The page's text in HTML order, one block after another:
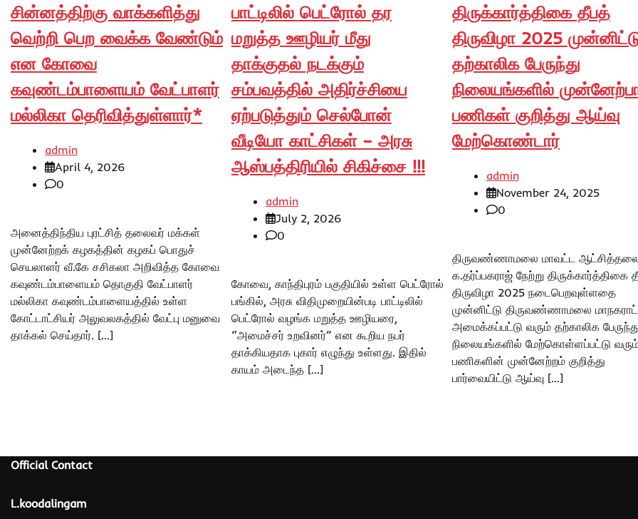
சின்னத்திற்கு வாக்களித்து
வெற்றி பெற வைக்க வேண்டும்
என கோவை
கவுண்டம்பாளையம் வேட்பாளர்
மல்லிகா தெரிவித்துள்ளார்*
admin
April 4, 2026
0
அனைத்திந்திய புரட்சித் தலைவர் மக்கள்
முன்னேற்றக் கழகத்தின் கழகப் பொதுச்
செயலாளர் வீ.கே சசிகலா அறிவித்த கோவை
கவுண்டம்பாளையம் தொகுதி வேட்பாளர்
மல்லிகா கவுண்டம்பாளையத்தில் உள்ள
கோட்டாட்சியர் அலுவலகத்தில் வேட்பு மனுவை
தாக்கல் செய்தார். […]
பாட்டிலில் பெட்ரோல் தர
மறுத்த ஊழியர் மீது
தாக்குதல் நடக்கும்
சம்பவத்தில் அதிர்ச்சியை
ஏற்படுத்தும் செல்போன்
வீடியோ காட்சிகள் – அரசு
ஆஸ்பத்திரியில் சிகிச்சை !!!
admin
July 2, 2026
0
கோவை, காந்திபுரம் பகுதியில் உள்ள பெட்ரோல்
பங்கில், அரசு விதிமுறையின்படி பாட்டிலில்
பெட்ரோல் வழங்க மறுத்த ஊழியரை,
“அமைச்சர் உறவினர்” என கூறிய நபர்
தாக்கியதாக புகார் எழுந்து உள்ளது. இதில்
காயம் அடைந்த […]
திருக்கார்த்திகை தீபத்
திருவிழா 2025
தற்காலிக பேருந்து
நிலையங்களில்
பணிகள் குறித்து ஆய்வு
மேற்கொண்டார்
admin
November 24, 2025
0
திருவண்ணாமலை மாவட்ட
க.தர்ப்பகராஜ் நேற்று திருக்கார்த்திகை
திருவிழா 2025 நடைபெறவுள்ளதை
முன்னிட்டு திருவண்ணாமலை
அமைக்கப்பட்டு வரும் தற்காலிக
நிலையங்களில் மேற்கொள்ளப்பட்டு
பணிகளின் முன்னேற்றம் குறித்து
பார்வையிட்டு ஆய்வு […]
Official Contact
L.koodalingam